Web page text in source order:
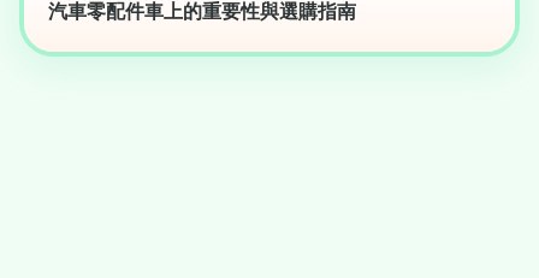
汽車零配件車上的重要性與選購指南